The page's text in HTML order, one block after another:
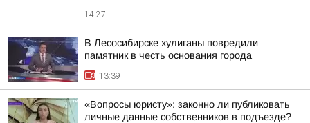
14:27
В Лесосибирске хулиганы повредили
памятник в честь основания города
13:39
«Вопросы юристу»: законно ли публиковать
личные данные собственников в подъезде?